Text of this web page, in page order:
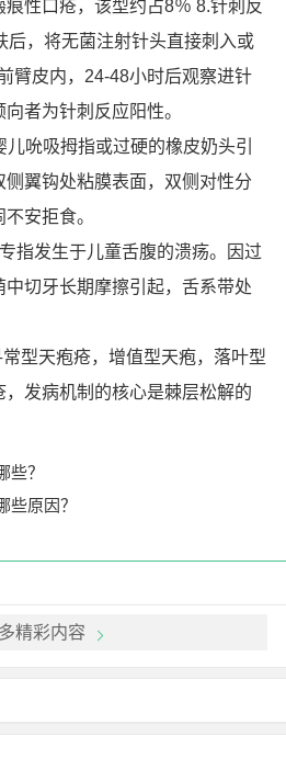
性口疮，该型约占8％ 8.针刺反
后，将无菌注射针头直接刺入或
臂皮内，24-48小时后观察进针
者为针刺反应阳性。
吮吸拇指或过硬的橡皮奶头引
翼钩处粘膜表面，双侧对性分
安拒食。
发生于儿童舌腹的溃疡。因过
切牙长期摩擦引起，舌系带处
天疱疮，增值型天疱，落叶型
发病机制的核心是棘层松解的
些？
些原因？
精彩内容